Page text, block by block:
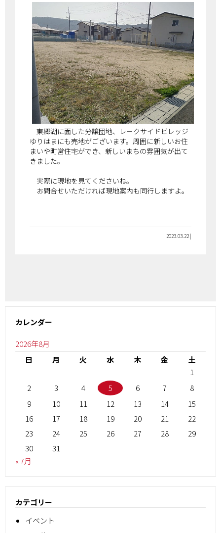
東郷湖に面した分譲団地、レークサイドビレッジ
ゆりはまにも売地がございます。周囲に新しいお住
まいや町営住宅ができ、新しいまちの雰囲気が出て
きました。
実際に現地を見てくださいね。
お問合せいただければ現地案内も同行しますよ。
2023.03.22 |
カレンダー
2026年8月
日
月 火 水 木 金
土
1
2
3 4 5 6 7
8
9
10 11 12 13 14
15
16
17 18 19 20 21
22
23
24 25 26 27 28
29
30
31
« 7月
カテゴリー
イベント